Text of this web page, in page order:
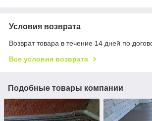
Условия возврата
Возврат товара в течение 14 дней по
Все условия возврата
Подобные товары компании